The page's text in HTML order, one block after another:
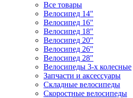
Все товары
Велосипед 14"
Велосипед 16"
Велосипед 18"
Велосипед 20"
Велосипед 26"
Велосипед 28"
Велосипеды 3-х колесные
Запчасти и аксессуары
Складные велосипеды
Скоростные велосипеды